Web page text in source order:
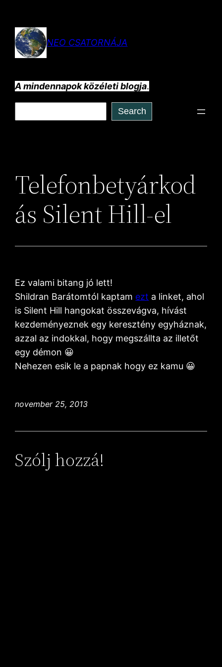
tartalomhozNEO CSATORNÁJA
A mindennapok közéleti blogja.
Search
Telefonbetyárkod
ás Silent Hill-el
Ez valami bitang jó lett!
Shildran Barátomtól kaptam ezt a linket, ahol
is Silent Hill hangokat összevágva, hívást
kezdeményeznek egy keresztény egyháznak,
azzal az indokkal, hogy megszállta az illetőt
egy démon 😀
Nehezen esik le a papnak hogy ez kamu 😀
november 25, 2013
Szólj hozzá!